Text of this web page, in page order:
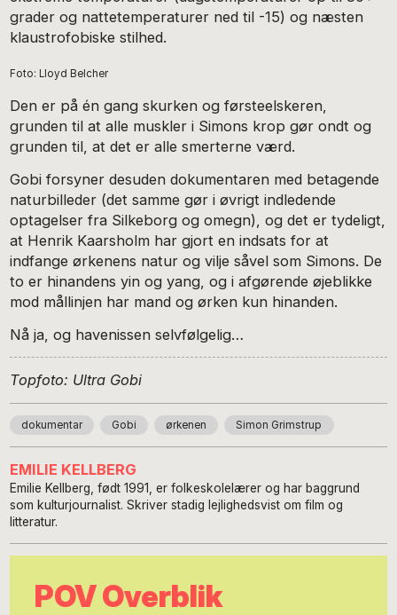
grader og nattetemperaturer ned til -15) og næsten
klaustrofobiske stilhed.
Foto: Lloyd Belcher
Den er på én gang skurken og førsteelskeren,
grunden til at alle muskler i Simons krop gør ondt og
grunden til, at det er alle smerterne værd.
Gobi forsyner desuden dokumentaren med betagende
naturbilleder (det samme gør i øvrigt indledende
optagelser fra Silkeborg og omegn), og det er tydeligt,
at Henrik Kaarsholm har gjort en indsats for at
indfange ørkenens natur og vilje såvel som Simons. De
to er hinandens yin og yang, og i afgørende øjeblikke
mod mållinjen har mand og ørken kun hinanden.
Nå ja, og havenissen selvfølgelig…
Topfoto: Ultra Gobi
dokumentar Gobi ørkenen Simon Grimstrup
EMILIE KELLBERG
Emilie Kellberg, født 1991, er folkeskolelærer og har baggrund
som kulturjournalist. Skriver stadig lejlighedsvist om film og
litteratur.
POV Overblik